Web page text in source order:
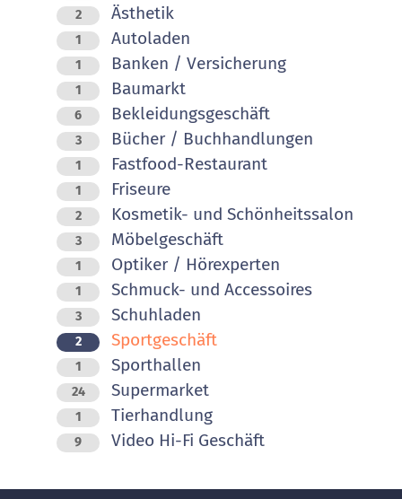
2 Ästhetik
1 Autoladen
1 Banken / Versicherung
1 Baumarkt
6 Bekleidungsgeschäft
3 Bücher / Buchhandlungen
1 Fastfood-Restaurant
1 Friseure
2 Kosmetik- und Schönheitssalon
3 Möbelgeschäft
1 Optiker / Hörexperten
1 Schmuck- und Accessoires
3 Schuhladen
2 Sportgeschäft
1 Sporthallen
24 Supermarket
1 Tierhandlung
9 Video Hi-Fi Geschäft